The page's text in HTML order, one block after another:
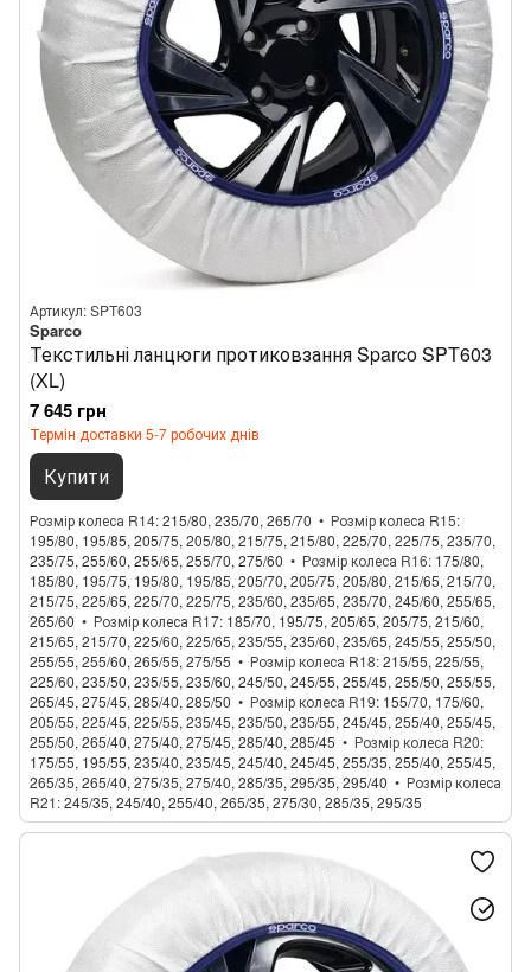
Артикул: SPT603
Sparco
Текстильні ланцюги протиковзання Sparco SPT603
(XL)
7 645 грн
Термін доставки 5-7 робочих днів
Купити
Розмір колеса R14 215/80, 235/70, 265/70
Розмір колеса R15
195/80, 195/85, 205/75, 205/80, 215/75, 215/80, 225/70, 225/75, 235/70,
235/75, 255/60, 255/65, 255/70, 275/60
Розмір колеса R16 175/80,
185/80, 195/75, 195/80, 195/85, 205/70, 205/75, 205/80, 215/65, 215/70,
215/75, 225/65, 225/70, 225/75, 235/60, 235/65, 235/70, 245/60, 255/65,
265/60
Розмір колеса R17 185/70, 195/75, 205/65, 205/75, 215/60,
215/65, 215/70, 225/60, 225/65, 235/55, 235/60, 235/65, 245/55, 255/50,
255/55, 255/60, 265/55, 275/55
Розмір колеса R18 215/55, 225/55,
225/60, 235/50, 235/55, 235/60, 245/50, 245/55, 255/45, 255/50, 255/55,
265/45, 275/45, 285/40, 285/50
Розмір колеса R19 155/70, 175/60,
205/55, 225/45, 225/55, 235/45, 235/50, 235/55, 245/45, 255/40, 255/45,
255/50, 265/40, 275/40, 275/45, 285/40, 285/45
Розмір колеса R20
175/55, 195/55, 235/40, 235/45, 245/40, 245/45, 255/35, 255/40, 255/45,
265/35, 265/40, 275/35, 275/40, 285/35, 295/35, 295/40
Розмір колеса
R21 245/35, 245/40, 255/40, 265/35, 275/30, 285/35, 295/35